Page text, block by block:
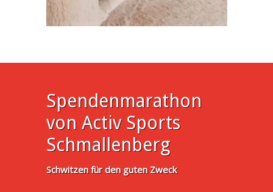
Spendenmarathon
von Activ Sports
Schmallenberg
Schwitzen für den guten Zweck